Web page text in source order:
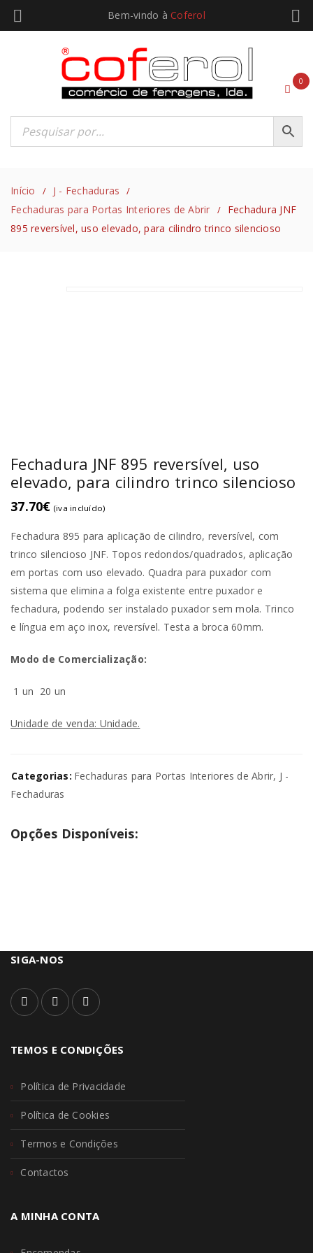
Bem-vindo à Coferol
0
Início / J - Fechaduras /
Fechaduras para Portas Interiores de Abrir /
Fechadura JNF
895 reversível, uso elevado, para cilindro trinco silencioso
Fechadura JNF 895 reversível, uso
elevado, para cilindro trinco silencioso
37.70€ (iva incluído)
Fechadura 895 para aplicação de cilindro, reversível, com
trinco silencioso JNF. Topos redondos/quadrados, aplicação
em portas com uso elevado. Quadra para puxador com
sistema que elimina a folga existente entre puxador e
fechadura, podendo ser instalado puxador sem mola. Trinco
e língua em aço inox, reversível. Testa a broca 60mm.
Modo de Comercialização:
1 un 20 un
Unidade de venda: Unidade.
Categorias: Fechaduras para Portas Interiores de Abrir, J -
Fechaduras
Opções Disponíveis:
SIGA-NOS
TEMOS E CONDIÇÕES
Política de Privacidade
Política de Cookies
Termos e Condições
Contactos
A MINHA CONTA